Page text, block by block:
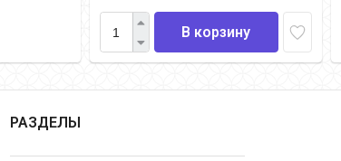
В корзину
РАЗДЕЛЫ